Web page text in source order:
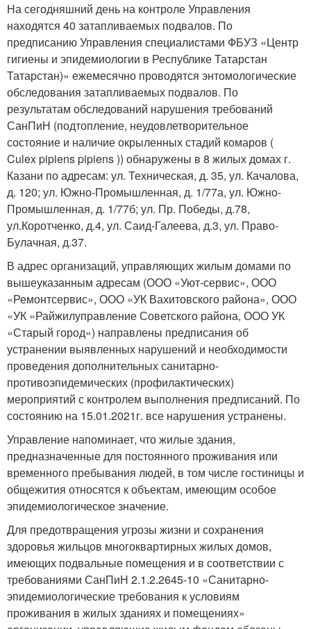
На сегодняшний день на контроле Управления
находятся 40 затапливаемых подвалов. По
предписанию Управления специалистами ФБУЗ «Центр
гигиены и эпидемиологии в Республике Татарстан
Татарстан)» ежемесячно проводятся энтомологические
обследования затапливаемых подвалов. По
результатам обследований нарушения требований
СанПиН (подтопление, неудовлетворительное
состояние и наличие окрыленных стадий комаров (
Culex pipiens pipiens )) обнаружены в 8 жилых домах г.
Казани по адресам: ул. Техническая, д. 35, ул. Качалова,
д. 120; ул. Южно-Промышленная, д. 1/77а, ул. Южно-
Промышленная, д. 1/77б; ул. Пр. Победы, д.78,
ул.Коротченко, д.4, ул. Саид-Галеева, д.3, ул. Право-
Булачная, д.37.
В адрес организаций, управляющих жилым домами по
вышеуказанным адресам (ООО «Уют-сервис», ООО
«Ремонтсервис», ООО «УК Вахитовского района», ООО
«УК «Райжилуправление Советского района, ООО УК
«Старый город») направлены предписания об
устранении выявленных нарушений и необходимости
проведения дополнительных санитарно-
противоэпидемических (профилактических)
мероприятий с контролем выполнения предписаний. По
состоянию на 15.01.2021г. все нарушения устранены.
Управление напоминает, что жилые здания,
предназначенные для постоянного проживания или
временного пребывания людей, в том числе гостиницы и
общежития относятся к объектам, имеющим особое
эпидемиологическое значение.
Для предотвращения угрозы жизни и сохранения
здоровья жильцов многоквартирных жилых домов,
имеющих подвальные помещения и в соответствии с
требованиями СанПиН 2.1.2.2645-10 «Санитарно-
эпидемиологические требования к условиям
проживания в жилых зданиях и помещениях»